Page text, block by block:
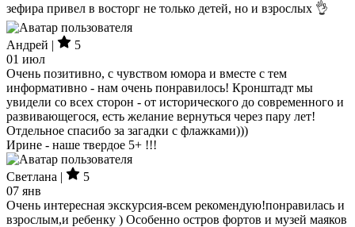
зефира привел в восторг не только детей, но и взрослых 👌
Андрей |
5
01 июл
Очень позитивно, с чувством юмора и вместе с тем
информативно - нам очень понравилось! Кронштадт мы
увидели со всех сторон - от исторического до современного и
развивающегося, есть желание вернуться через пару лет!
Отдельное спасибо за загадки с флажками)))
Ирине - наше твердое 5+ !!!
Светлана |
5
07 янв
Очень интересная экскурсия-всем рекомендую!понравилась и
взрослым,и ребенку ) Особенно остров фортов и музей маяков